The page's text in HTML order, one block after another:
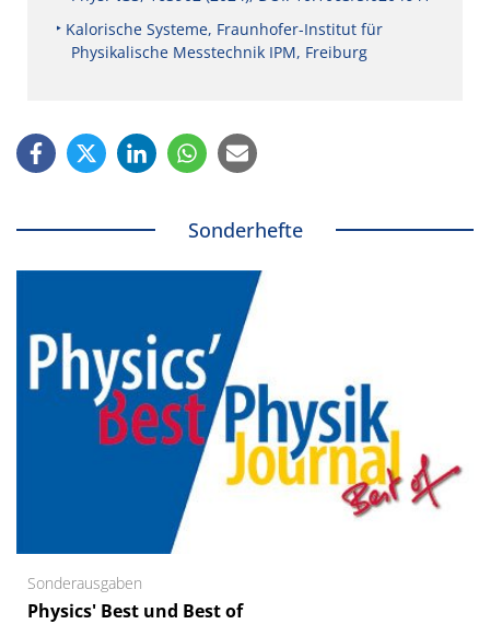
Kalorische Systeme, Fraunhofer-Institut für
Physikalische Messtechnik IPM, Freiburg
Sonderhefte
Sonderausgaben
Physics' Best und Best of